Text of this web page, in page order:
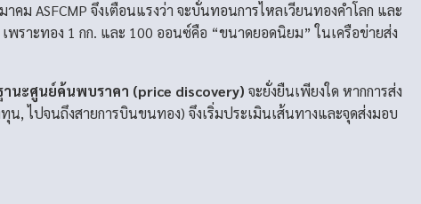
ม ASFCMP จึงเตือนแรงว่า จะบั่นทอนการไหลเวียนทองคำโลก และ
เพราะทอง 1 กก. และ 100 ออนซ์คือ “ขนาดยอดนิยม” ในเครือข่ายส่ง
านะศูนย์ค้นพบราคา (price discovery) จะยั่งยืนเพียงใด หากการส่ง
, ไปจนถึงสายการบินขนทอง) จึงเริ่มประเมินเส้นทางและจุดส่งมอบ